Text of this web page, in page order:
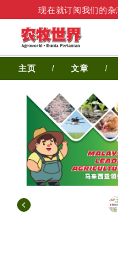
现在就订阅我们的
主页 / 文章 /